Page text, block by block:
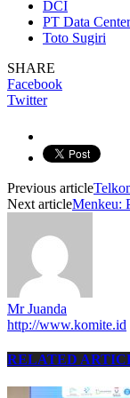
DCI
PT Data
Toto Sugiri
SHARE
Facebook
Twitter
Previous article
Next articleMenkeu:
Mr Juanda
http://www.komite.id
RELATED